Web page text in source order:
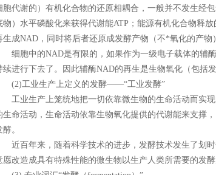
胞代谢的）有机化合物的还原相耦合，一般并不发生经
物）水平磷酸化来获得代谢能ATP；能源有机化合物释
生成NAD，同时将后者还原成发酵产物（不*氧化的产物
胞中的NAD是有限的，如果作为一级电子载体的辅酶
续进行下去了。因此辅酶NAD的再生是生物氧化（包括
工业生产上定义的发酵——“工业发酵”
业生产上笼统地把一切依靠微生物的生命活动而实现
生命活动，生命活动依靠生物氧化提供的代谢能来支撑
酵。
百年来，随着科学技术的进步，发酵技术发生了划时
愿改造成具有特殊性能的微生物以生产人类所需要的发酵